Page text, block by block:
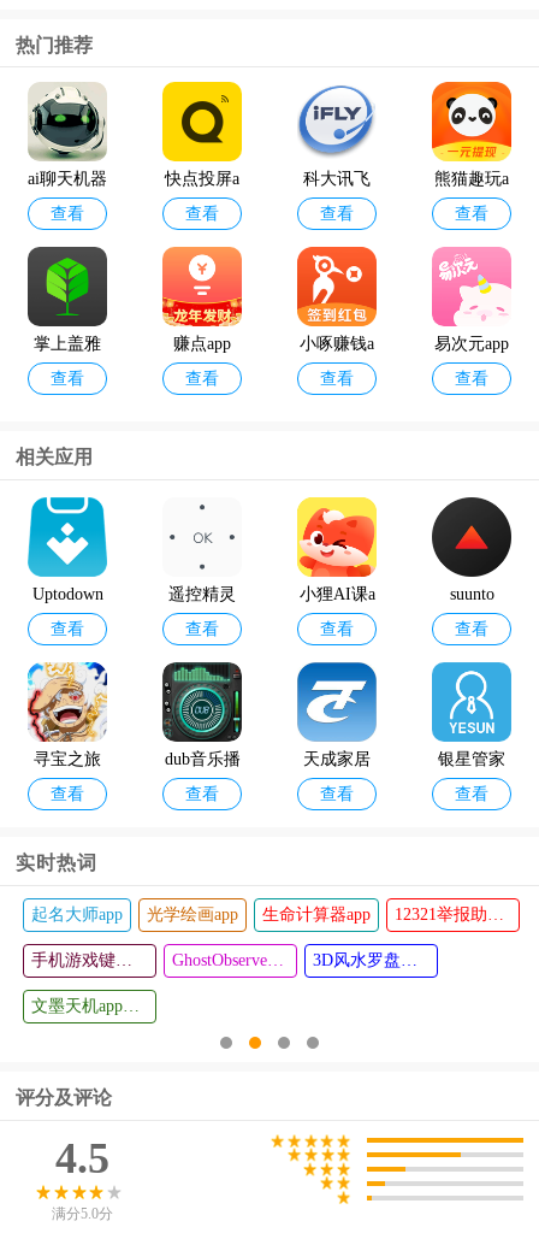
热门推荐
ai聊天机器
人
查看
快点投屏a
pp
查看
科大讯飞
语音引擎
最新版
查看
熊猫趣玩a
pp官方版
查看
掌上盖雅
考勤app官
查看
赚点app
查看
小啄赚钱a
pp
查看
易次元app
查看
12398能源
监管热线a
pp官方版
查看
geektyper
模拟黑客
版
查看
相关应用
Uptodown
应用商店
查看
遥控精灵
手机版
查看
小狸AI课a
pp最新版
查看
suunto
查看
寻宝之旅
(0.1折送满
查看
dub音乐播
放器最新
查看
天成家居
软件
查看
银星管家
助手app
查看
i大护职院
APP
查看
安果屏幕
亮度调节
查看
实时热词
光学绘画app 生命计算器app
GhostObserver鬼魂探测器最新版
评分及评论
4.5
满分5.0分